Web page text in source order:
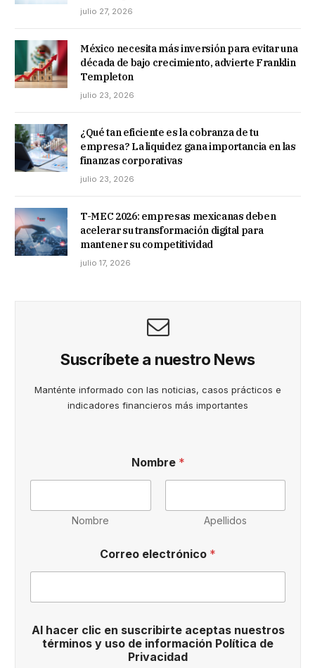
julio 27, 2026
México necesita más inversión para evitar una
década de bajo crecimiento, advierte Franklin
Templeton
julio 23, 2026
¿Qué tan eficiente es la cobranza de tu
empresa? La liquidez gana importancia en las
finanzas corporativas
julio 23, 2026
T-MEC 2026: empresas mexicanas deben
acelerar su transformación digital para
mantener su competitividad
julio 17, 2026
Suscríbete a nuestro News
Manténte informado con las noticias, casos prácticos e
indicadores financieros más importantes
Nombre *
Nombre Apellidos
Correo electrónico *
o
m
b
Al hacer clic en suscribirte aceptas nuestros
términos y uso de información Política de
Privacidad